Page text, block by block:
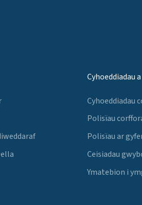
Cyhoeddiadau
Cyhoeddiadau
Polisïau
Polisïau ar
Ceisiadau
Ymatebion i